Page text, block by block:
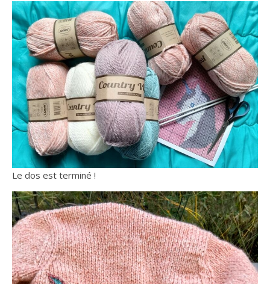
Le dos est terminé !